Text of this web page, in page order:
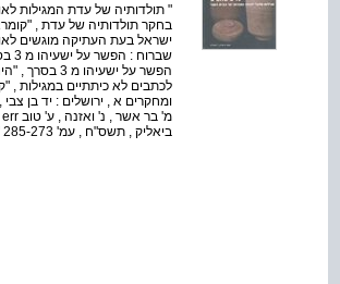
" תולדותיה של עדת המגילות
בחקר תולדותיה של עדת ,
לכתבים לא כיתתיים במגילות ,
ביאליק , תשס"ח , עמ' 285-273 " עת עת ופשריה : עקרון פרשנות התלויה בזמן בפשרים , "מקומראן מ...